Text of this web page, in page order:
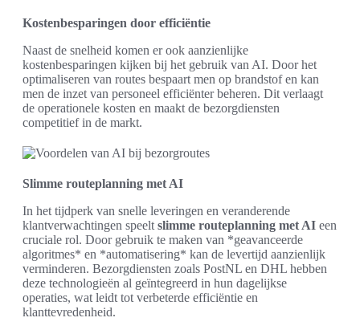
Kostenbesparingen door efficiëntie
Naast de snelheid komen er ook aanzienlijke
kostenbesparingen kijken bij het gebruik van AI. Door het
optimaliseren van routes bespaart men op brandstof en kan
men de inzet van personeel efficiënter beheren. Dit verlaagt
de operationele kosten en maakt de bezorgdiensten
competitief in de markt.
Slimme routeplanning met AI
In het tijdperk van snelle leveringen en veranderende
klantverwachtingen speelt slimme routeplanning met AI een
cruciale rol. Door gebruik te maken van *geavanceerde
algoritmes* en *automatisering* kan de levertijd aanzienlijk
verminderen. Bezorgdiensten zoals PostNL en DHL hebben
deze technologieën al geïntegreerd in hun dagelijkse
operaties, wat leidt tot verbeterde efficiëntie en
klanttevredenheid.